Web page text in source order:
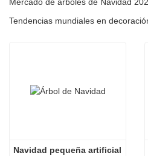
Navidad pequeña artificial